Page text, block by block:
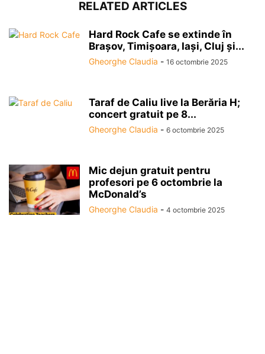
RELATED ARTICLES
Hard Rock Cafe se extinde în
Brașov, Timișoara, Iași, Cluj și...
Gheorghe Claudia - 16 octombrie 2025
Taraf de Caliu live la Berăria H;
concert gratuit pe 8...
Gheorghe Claudia - 6 octombrie 2025
Mic dejun gratuit pentru
profesori pe 6 octombrie la
McDonald’s
Gheorghe Claudia - 4 octombrie 2025